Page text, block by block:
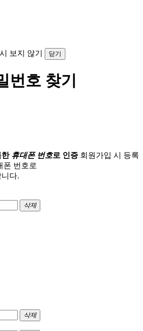
보지 않기 닫기
번호 찾기
한 휴대폰 번호로 인증 회원가입 시 등록
폰 번호로
다.
삭제
삭제